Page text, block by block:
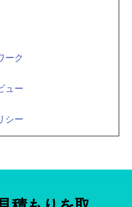
ーク
ュー
シー